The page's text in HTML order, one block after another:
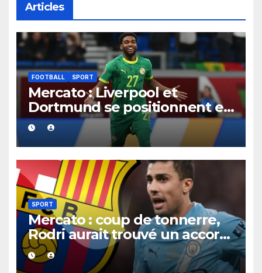
Articles
FOOTBALL SPORT
Mercato : Liverpool et
Dortmund se positionnent en
favoris pour recruter Ibrahim
Mbaye
SPORT
Mercato : coup de tonnerre,
Rodri aurait trouvé un accord
XXL avec le Barça pour un
contrat jusqu’en 2030.